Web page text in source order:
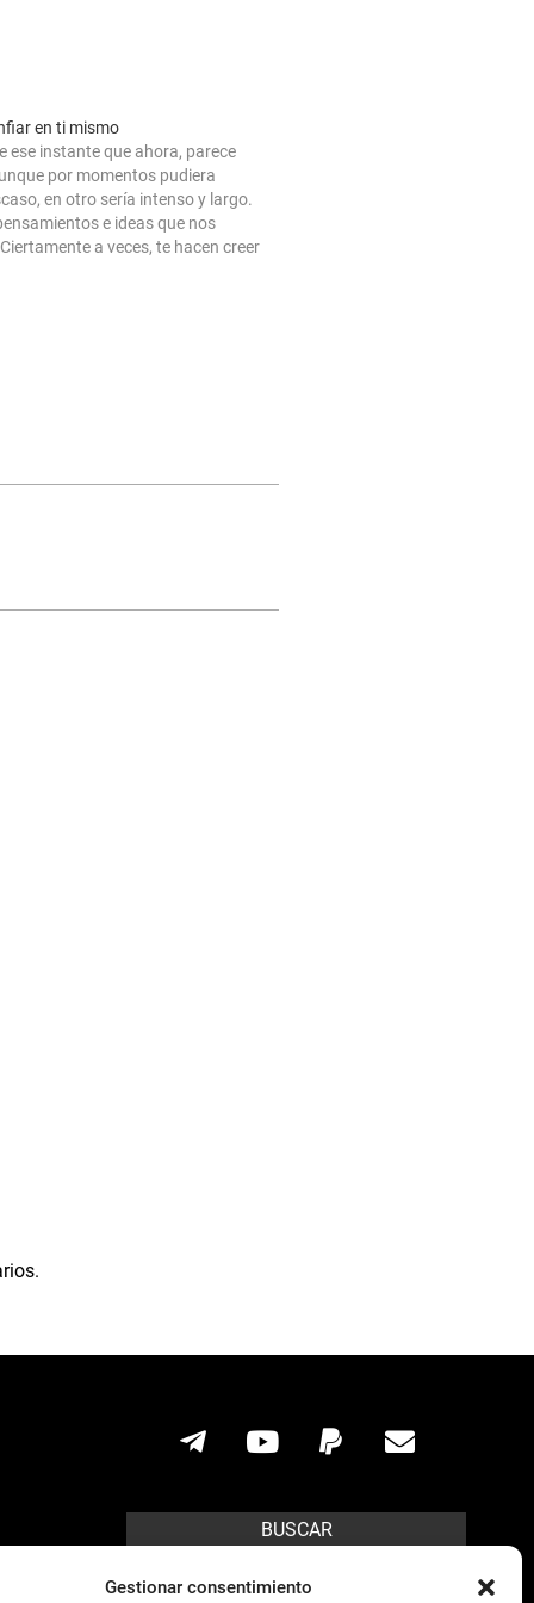
Gestionar consentimiento
en ti mismo
ese instante que ahora, parece
por momentos pudiera
en otro sería intenso y largo.
e ideas que nos
a veces, te hacen creer
BUSCAR
Search